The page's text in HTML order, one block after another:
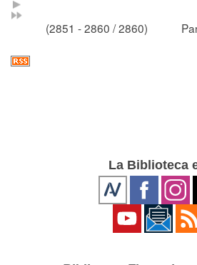
(2851 - 2860 / 2860)
La Biblioteca